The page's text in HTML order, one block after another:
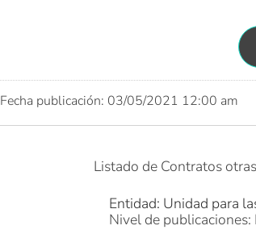
Fecha publicación: 03/05/2021 12:00 am
Listado de Contratos
Entidad: Unidad para
Nivel de publicaciones: